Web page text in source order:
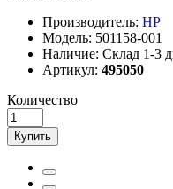
Производитель: HP
Модель: 501158-001
Наличие: Склад 1-3
Артикул: 495050
Количество
Купить